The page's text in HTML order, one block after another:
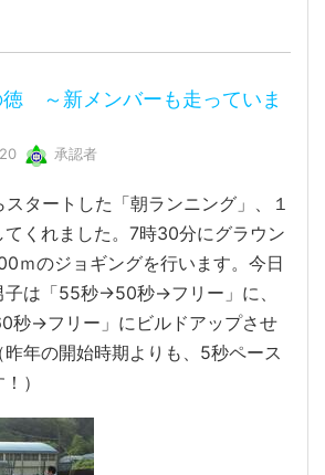
～新メンバーも走っていま
承認者
タートした「朝ランニング」、１
くれました。7時30分にグラウン
ｍのジョギングを行います。今日
子は「55秒→50秒→フリー」に、
秒→フリー」にビルドアップさせ
年の開始時期よりも、5秒ペース
）